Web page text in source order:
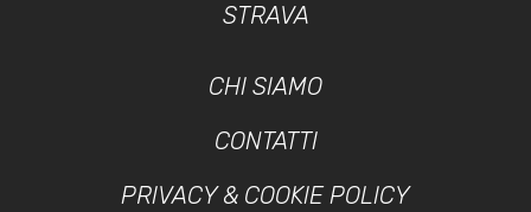
STRAVA
CHI SIAMO
CONTATTI
PRIVACY & COOKIE POLICY